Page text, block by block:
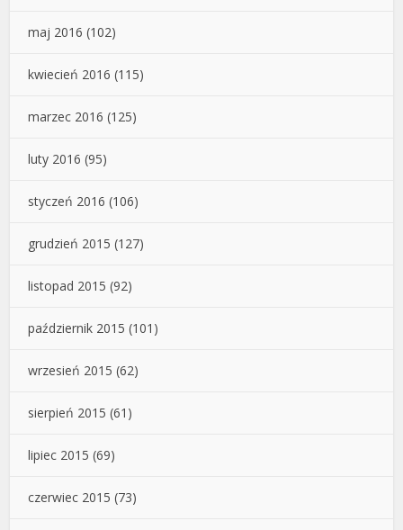
maj 2016 (102)
kwiecień 2016 (115)
marzec 2016 (125)
luty 2016 (95)
styczeń 2016 (106)
grudzień 2015 (127)
listopad 2015 (92)
październik 2015 (101)
wrzesień 2015 (62)
sierpień 2015 (61)
lipiec 2015 (69)
czerwiec 2015 (73)